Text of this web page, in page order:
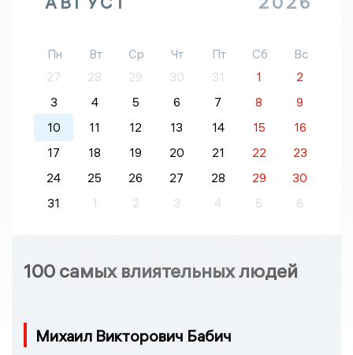
Пн Вт Ср Чт Пт Сб
Вс
27
28 29 30 31 1
2
3
4 5 6 7 8
9
10
11 12 13 14 15
16
17
18 19 20 21 22
23
24
25 26 27 28 29
30
31
1 2 3 4 5 6
100 самых влиятельных людей
Михаил Викторович Бабич